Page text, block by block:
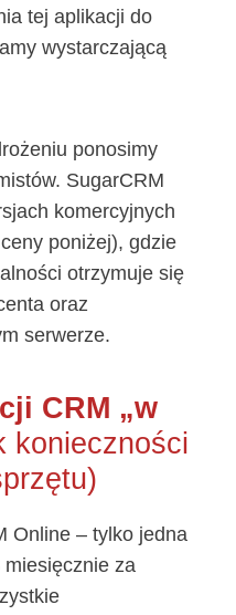
tej aplikacji do
wystarczającą
ponosimy
SugarCRM
komercyjnych
poniżej), gdzie
otrzymuje się
oraz
serwerze.
CRM „w
konieczności
Online – tylko jedna
za